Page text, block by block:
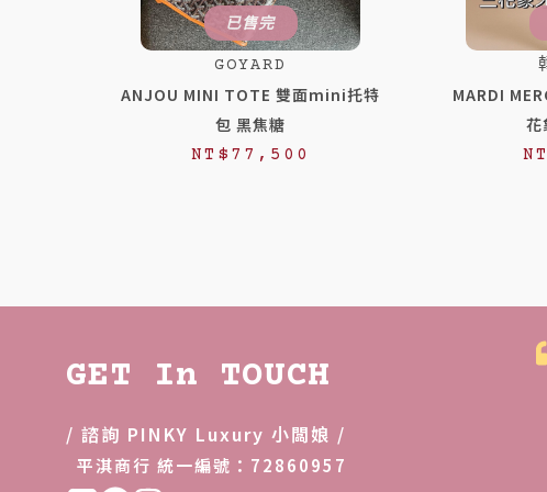
已售完
GOYARD
ANJOU MINI TOTE 雙面mini托特
包 黑焦糖
NT$ 77,500
MARDI
花
GET In TOUCH
/ 諮詢 PINKY Luxury 小闆娘 /
平淇商行 統一編號：72860957